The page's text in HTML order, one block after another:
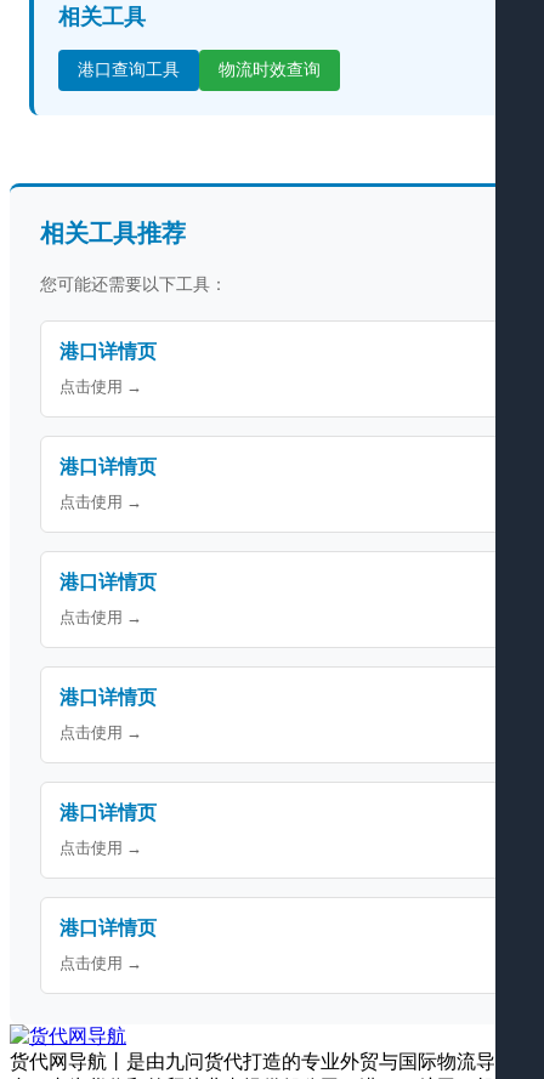
相关工具
港口查询工具 物流时效查询
相关工具推荐
您可能还需要以下工具：
港口详情页
点击使用 →
港口详情页
点击使用 →
港口详情页
点击使用 →
港口详情页
点击使用 →
港口详情页
点击使用 →
港口详情页
点击使用 →
货代网导航丨是由九问货代打造的专业外贸与国际物流导航平